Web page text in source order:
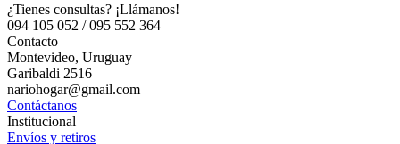
¿Tienes consultas? ¡Llámanos!
094 105 052 / 095 552 364
Contacto
Montevideo, Uruguay
Garibaldi 2516
nariohogar@gmail.com
Contáctanos
Institucional
Envíos y retiros